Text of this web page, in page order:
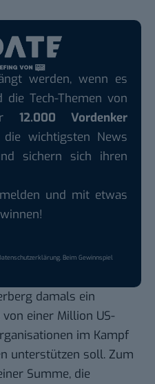
werden, wenn es
die Tech-Themen von
12.000 Vordenker
wichtigsten News
sichern sich ihren
und mit etwas
. Beim Gewinnspiel
damals ein
einer Million US-
im Kampf
unterstützen soll. Zum
Summe, die